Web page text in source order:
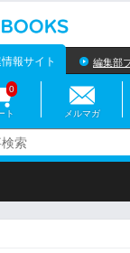
報サイト 編集部
ト
0
メルマガ